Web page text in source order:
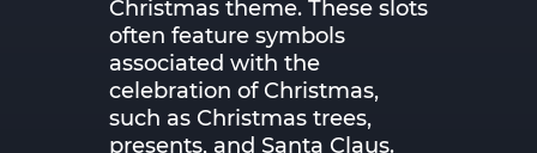
Christmas theme. These slots
often feature symbols
associated with the
celebration of Christmas,
such as Christmas trees,
presents, and Santa Claus.